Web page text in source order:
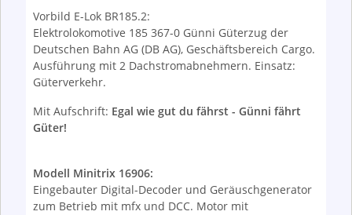
Vorbild E-Lok BR185.2:
Elektrolokomotive 185 367-0 Günni Güterzug der
Deutschen Bahn AG (DB AG), Geschäftsbereich Cargo.
Ausführung mit 2 Dachstromabnehmern. Einsatz:
Güterverkehr.
Mit Aufschrift: Egal wie gut du fährst - Günni fährt
Güter!
Modell Minitrix 16906:
Eingebauter Digital-Decoder und Geräuschgenerator
zum Betrieb mit mfx und DCC. Motor mit